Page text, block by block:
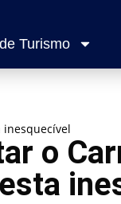
Turismo
inesquecível
o